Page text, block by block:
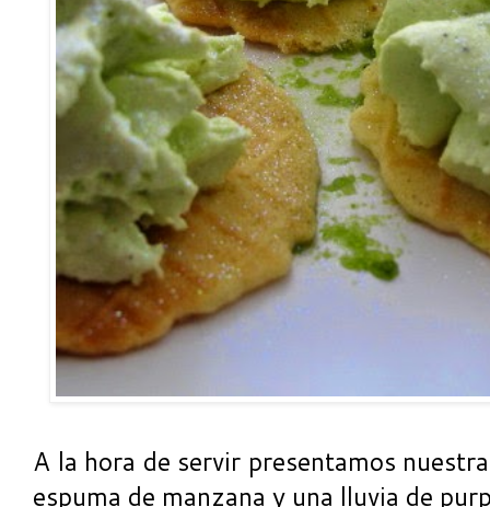
A la hora de servir presentamos
espuma de manzana y una lluvia de